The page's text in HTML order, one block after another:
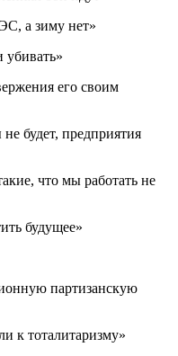
а зиму нет»
убивать»
его своим
будет, предприятия
что мы работать не
будущее»
партизанскую
к тоталитаризму»